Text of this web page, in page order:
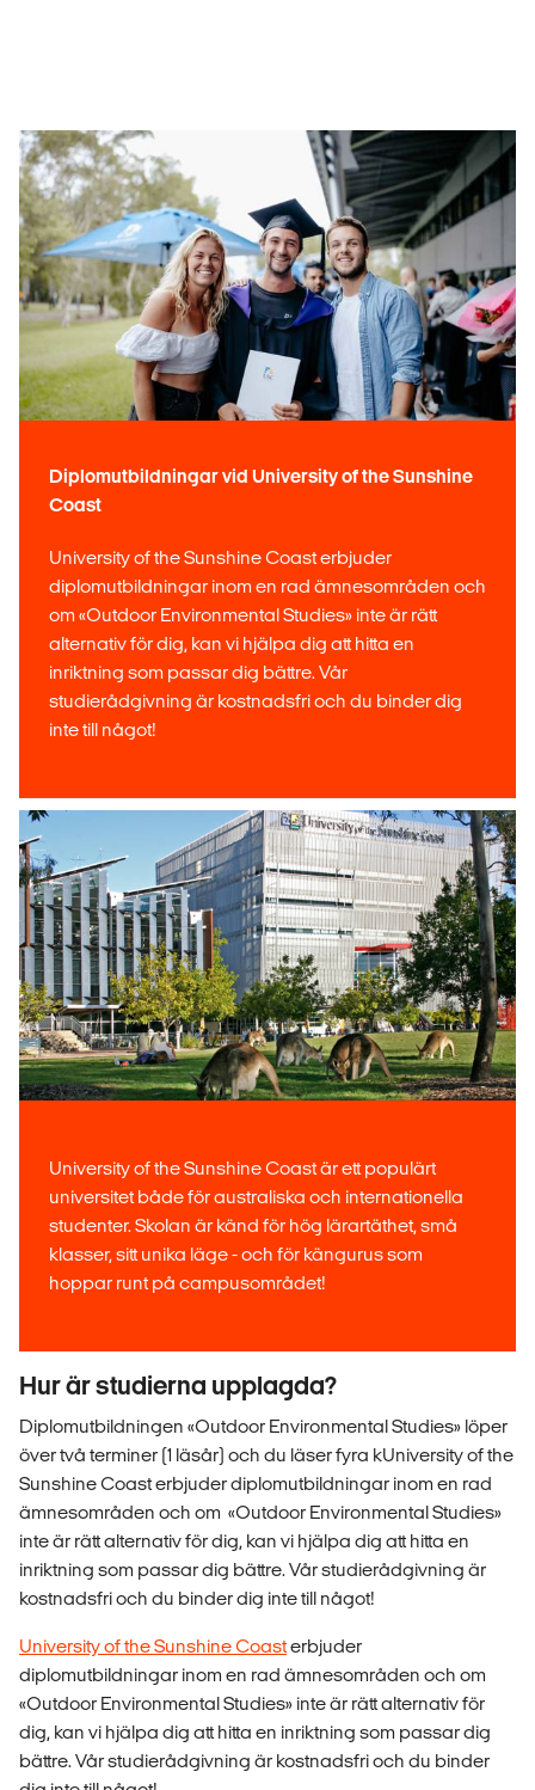
Diplomutbildningar vid University of the Sunshine
Coast
University of the Sunshine Coast erbjuder
diplomutbildningar inom en rad ämnesområden och
om «Outdoor Environmental Studies» inte är rätt
alternativ för dig, kan vi hjälpa dig att hitta en
inriktning som passar dig bättre. Vår
studierådgivning är kostnadsfri och du binder dig
inte till något!
University of the Sunshine Coast är ett populärt
universitet både för australiska och internationella
studenter. Skolan är känd för hög lärartäthet, små
klasser, sitt unika läge - och för kängurus som
hoppar runt på campusområdet!
Hur är studierna upplagda?
Diplomutbildningen «Outdoor Environmental Studies» löper
över två terminer (1 läsår) och du läser fyra kUniversity of the
Sunshine Coast erbjuder diplomutbildningar inom en rad
ämnesområden och om «Outdoor Environmental Studies»
inte är rätt alternativ för dig, kan vi hjälpa dig att hitta en
inriktning som passar dig bättre. Vår studierådgivning är
kostnadsfri och du binder dig inte till något!
University of the Sunshine Coasterbjuder
diplomutbildningar inom en rad ämnesområden och om
«Outdoor Environmental Studies» inte är rätt alternativ för
dig, kan vi hjälpa dig att hitta en inriktning som passar dig
bättre. Vår studierådgivning är kostnadsfri och du binder